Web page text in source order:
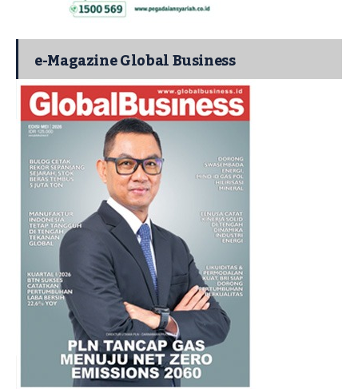
e-Magazine Global Business